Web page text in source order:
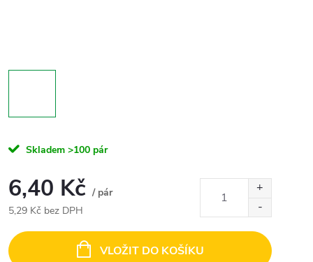
Skladem >100 pár
6,40 Kč / pár
5,29 Kč bez DPH
cena:
VLOŽIT DO KOŠÍKU